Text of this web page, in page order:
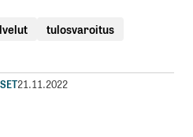
tulosvaroitus
21.11.2022